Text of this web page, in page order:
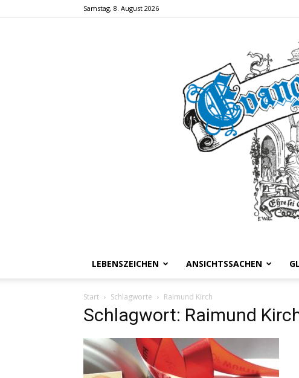
Samstag, 8. August 2026
LEBENSZEICHEN ANSICHTSSACHEN
Start Schlagworte Raimund Kirch
Schlagwort: Raimund